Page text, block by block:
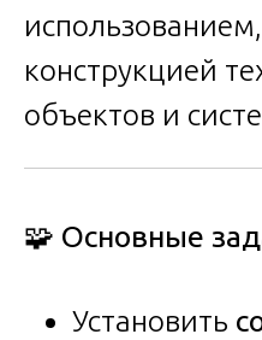
конструкцией
объектов и
🧩 Основные
Установить